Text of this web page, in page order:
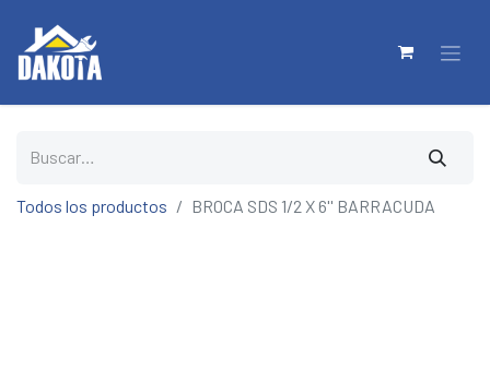
Todos los productos BROCA SDS 1/2 X 6'' BARRACUDA